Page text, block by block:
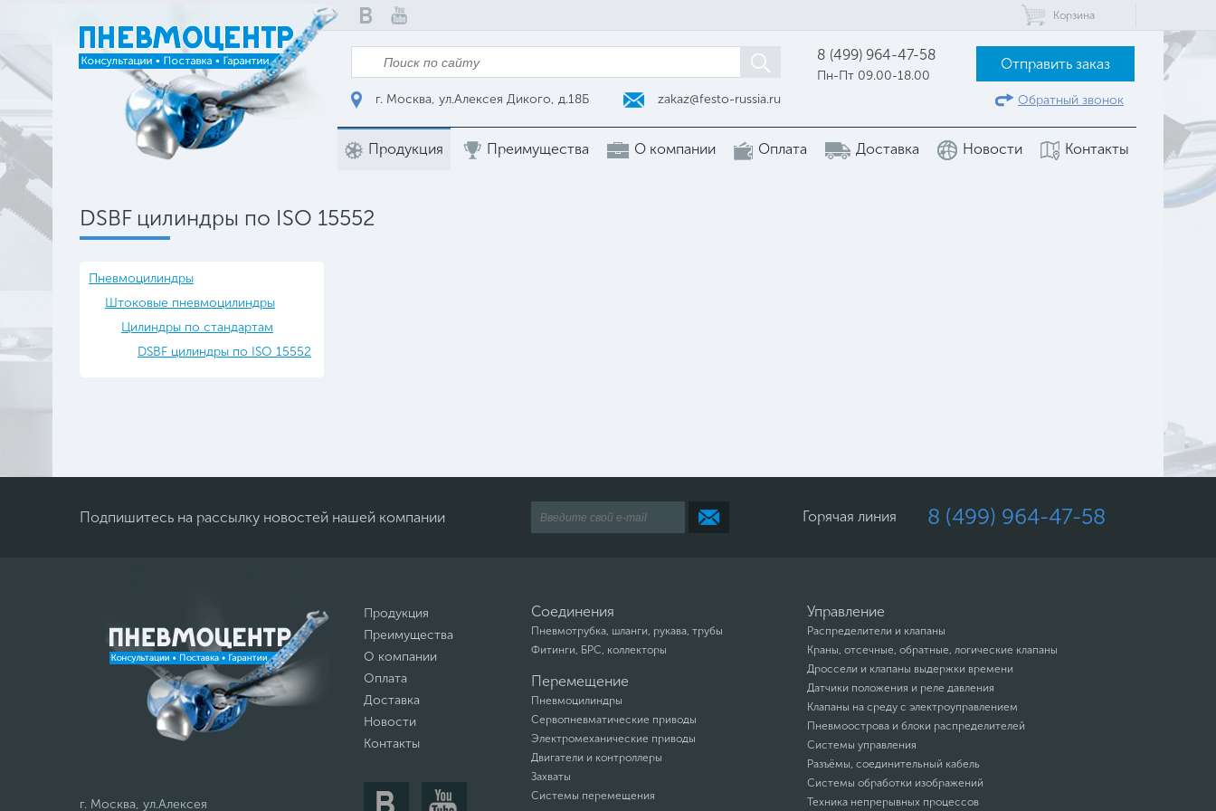
Корзина
г. Москва, ул.Алексея Дикого, д.18Б zakaz@festo-russia.ru
8 (499) 964-47-58
Пн-Пт 09.00-18.00
Отправить заказ
Обратный звонок
Продукция Преимущества О компании Оплата Доставка Новости Контакты
DSBF цилиндры по ISO 15552
Пневмоцилиндры
Штоковые пневмоцилиндры
Цилиндры по стандартам
DSBF цилиндры по ISO 15552
Подпишитесь на рассылку новостей нашей компании Горячая линия 8 (499) 964-47-58
г. Москва, ул.Алексея
Продукция
Преимущества
О компании
Оплата
Доставка
Новости
Контакты
Соединения
Пневмотрубка, шланги, рукава, трубы
Фитинги, БРС, коллекторы
Перемещение
Пневмоцилиндры
Сервопневматические приводы
Электромеханические приводы
Двигатели и контроллеры
Захваты
Системы перемещения
Управление
Распределители и клапаны
Краны, отсечные, обратные, логические клапаны
Дроссели и клапаны выдержки времени
Датчики положения и реле давления
Клапаны на среду с электроуправлением
Пневмоострова и блоки распределителей
Системы управления
Разъёмы, соединительный кабель
Системы обработки изображений
Техника непрерывных процессов